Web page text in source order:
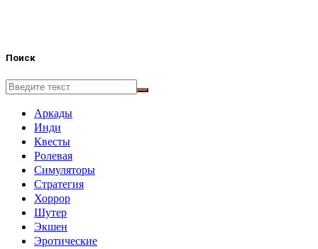
Поиск
Аркады
Инди
Квесты
Ролевая
Симуляторы
Стратегия
Хоррор
Шутер
Экшен
Эротические